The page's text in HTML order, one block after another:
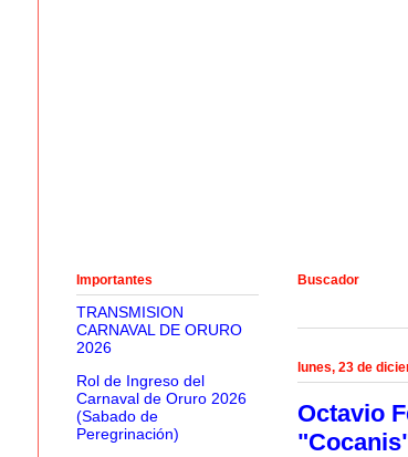
Buscador
lunes, 23 de
Octavio
Importantes
TRANSMISION
CARNAVAL DE ORURO
2026
Rol de Ingreso del
Carnaval de Oruro 2026
(Sabado de
Peregrinación)